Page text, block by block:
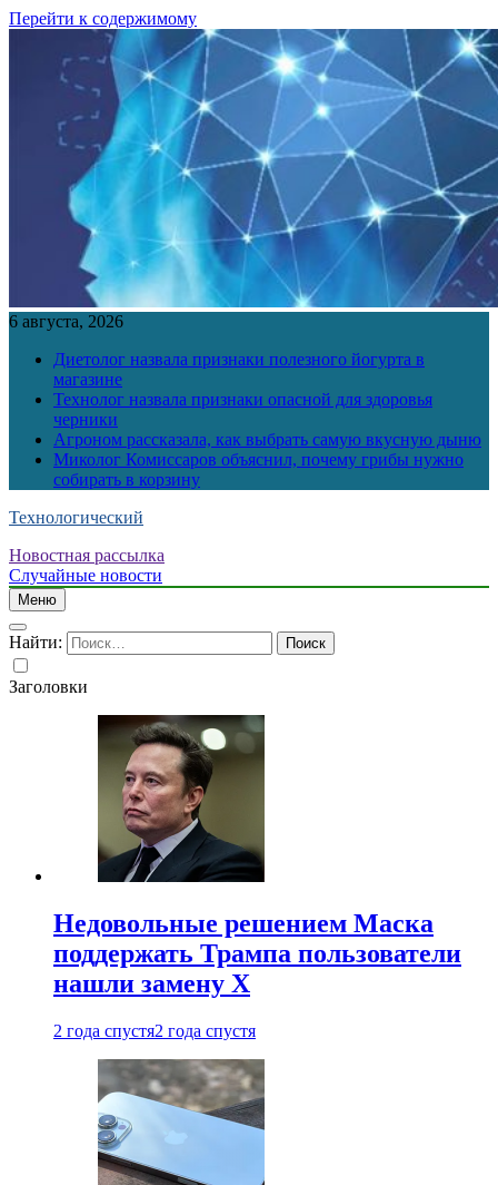
Перейти к содержимому
6 августа, 2026
Диетолог назвала признаки полезного йогурта в
магазине
Технолог назвала признаки опасной для здоровья
черники
Агроном рассказала, как выбрать самую вкусную дыню
Миколог Комиссаров объяснил, почему грибы нужно
собирать в корзину
Технологический
Новостная рассылка
Случайные новости
Меню
Найти:
Заголовки
Недовольные решением Маска
поддержать Трампа пользователи
нашли замену X
2 года спустя2 года спустя